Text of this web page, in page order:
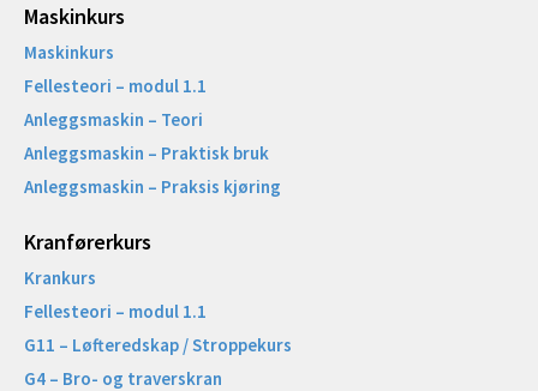
Maskinkurs
Maskinkurs
Fellesteori – modul 1.1
Anleggsmaskin – Teori
Anleggsmaskin – Praktisk bruk
Anleggsmaskin – Praksis kjøring
Kranførerkurs
Krankurs
Fellesteori – modul 1.1
G11 – Løfteredskap / Stroppekurs
G4 – Bro- og traverskran